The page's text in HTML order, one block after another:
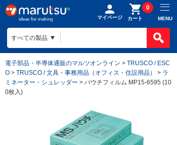
マイページ カート
0
MENU
電子部品・半導体通販のマルツオンライン > TRUSCO / ESC
O > TRUSCO / 文具・事務用品（オフィス・住設用品） > ラ
ミネーター・シュレッダー > パウチフィルム MP15-6595 (10
0枚入)